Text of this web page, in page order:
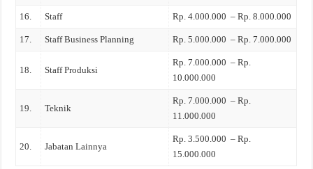
16. Staff Rp. 4.000.000 – Rp. 8.000.000
17. Staff Business Planning Rp. 5.000.000 – Rp. 7.000.000
18. Staff Produksi
Rp. 7.000.000 – Rp.
10.000.000
19. Teknik
Rp. 7.000.000 – Rp.
11.000.000
20. Jabatan Lainnya
Rp. 3.500.000 – Rp.
15.000.000